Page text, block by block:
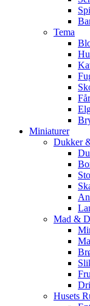
Tema
Miniaturer
Dukker
Mad &
Husets